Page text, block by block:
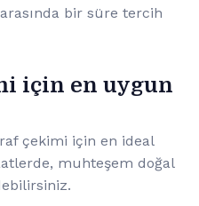
bir süre tercih
için en uygun
çekimi için en ideal
muhteşem doğal